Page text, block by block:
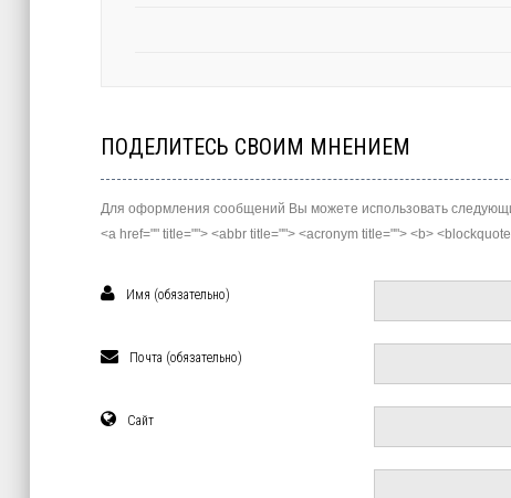
ПОДЕЛИТЕСЬ СВОИМ МНЕНИЕМ
Для оформления сообщений Вы можете использовать
<a href="" title=""> <abbr title=""> <acronym title=""> <b>
Имя (обязательно)
Почта (обязательно)
Сайт